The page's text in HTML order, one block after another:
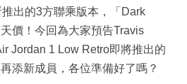
推出的3方聯乘版本，「Dark
價！今回為大家預告Travis
Jordan 1 Low Retro即將推出的
添新成員，各位準備好了嗎？